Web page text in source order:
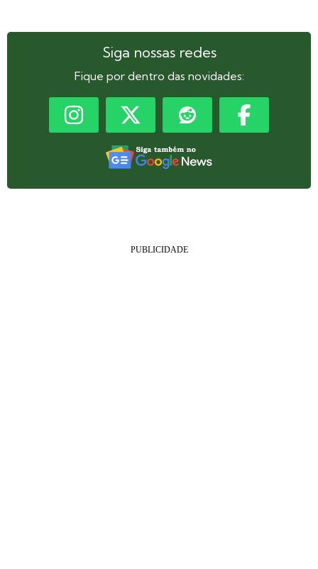
Siga nossas redes
Fique por dentro das novidades: